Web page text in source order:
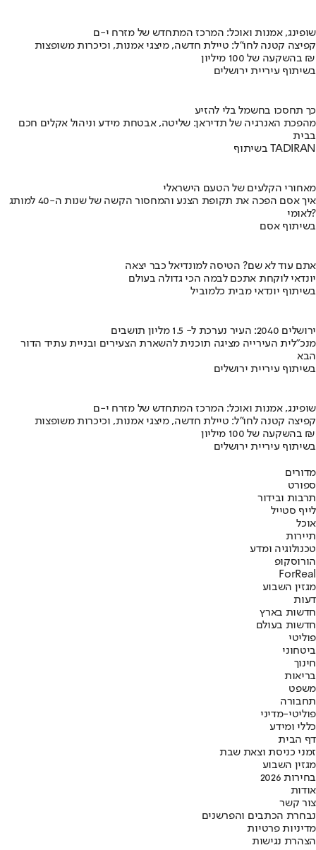
שופינג, אמנות ואוכל: המרכז המתחדש של מזרח י-ם
קפיצה קטנה לחו"ל: טיילת חדשה, מיצגי אמנות, וכיכרות משופצות
בהשקעה של 100 מיליון ₪
בשיתוף עיריית ירושלים
כך תחסכו בחשמל בלי להזיע
מהפכת האנרגיה של תדיראן: שליטה, אבטחת מידע וניהול אקלים חכם
בבית
בשיתוף TADIRAN
מאחורי הקלעים של הטעם הישראלי
איך אסם הפכה את תקופת הצנע והמחסור הקשה של שנות ה-40 למותג
לאומי?
בשיתוף אסם
אתם עוד לא שם? הטיסה למונדיאל כבר יצאה
יונדאי לוקחת אתכם לבמה הכי גדולה בעולם
בשיתוף יונדאי מבית כלמוביל
ירושלים 2040: העיר נערכת ל- 1.5 מליון תושבים
מנכ"לית העירייה מציגה תוכנית להשארת הצעירים ובניית עתיד הדור
הבא
בשיתוף עיריית ירושלים
שופינג, אמנות ואוכל: המרכז המתחדש של מזרח י-ם
קפיצה קטנה לחו"ל: טיילת חדשה, מיצגי אמנות, וכיכרות משופצות
בהשקעה של 100 מיליון ₪
בשיתוף עיריית ירושלים
מדורים
ספורט
תרבות ובידור
לייף סטייל
אוכל
תיירות
טכנולוגיה ומדע
הורוסקופ
ForReal
מגזין השבוע
דעות
חדשות בארץ
חדשות בעולם
פוליטי
ביטחוני
חינוך
בריאות
משפט
תחבורה
פוליטי-מדיני
כללי ומידע
דף הבית
זמני כניסת וצאת שבת
מגזין השבוע
בחירות 2026
אודות
צור קשר
נבחרת הכתבים והפרשנים
מדיניות פרטיות
הצהרת נגישות